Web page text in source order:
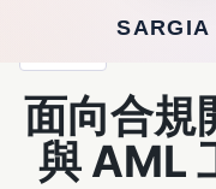
SARGIA
面向合規
與 AML